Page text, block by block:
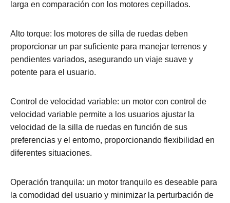
larga en comparación con los motores cepillados.
Alto torque: los motores de silla de ruedas deben
proporcionar un par suficiente para manejar terrenos y
pendientes variados, asegurando un viaje suave y
potente para el usuario.
Control de velocidad variable: un motor con control de
velocidad variable permite a los usuarios ajustar la
velocidad de la silla de ruedas en función de sus
preferencias y el entorno, proporcionando flexibilidad en
diferentes situaciones.
Operación tranquila: un motor tranquilo es deseable para
la comodidad del usuario y minimizar la perturbación de